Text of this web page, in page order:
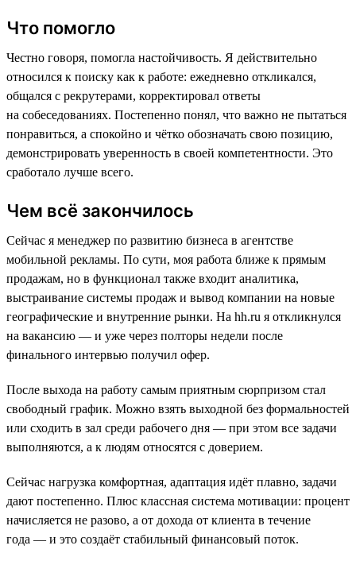
Что помогло
Честно говоря, помогла настойчивость. Я действительно
относился к поиску как к работе: ежедневно откликался,
общался с рекрутерами, корректировал ответы
на собеседованиях. Постепенно понял, что важно не пытаться
понравиться, а спокойно и чётко обозначать свою позицию,
демонстрировать уверенность в своей компетентности. Это
сработало лучше всего.
Чем всё закончилось
Сейчас я менеджер по развитию бизнеса в агентстве
мобильной рекламы. По сути, моя работа ближе к прямым
продажам, но в функционал также входит аналитика,
выстраивание системы продаж и вывод компании на новые
географические и внутренние рынки. На hh.ru я откликнулся
на вакансию — и уже через полторы недели после
финального интервью получил офер.
После выхода на работу самым приятным сюрпризом стал
свободный график. Можно взять выходной без формальностей
или сходить в зал среди рабочего дня — при этом все задачи
выполняются, а к людям относятся с доверием.
Сейчас нагрузка комфортная, адаптация идёт плавно, задачи
дают постепенно. Плюс классная система мотивации: процент
начисляется не разово, а от дохода от клиента в течение
года — и это создаёт стабильный финансовый поток.